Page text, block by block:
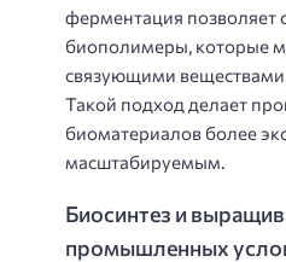
ферментация позволяет
биополимеры, которые
связующими
Такой подход делает
биоматериалов более
масштабируемым.
Биосинтез и
промышленных